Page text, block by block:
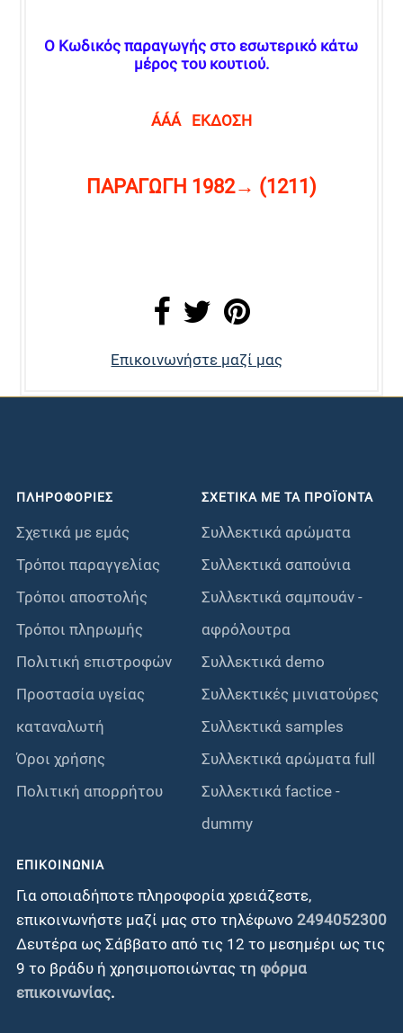
Ο Κωδικός παραγωγής στο εσωτερικό κάτω
μέρος του κουτιού.
ÁÁÁ ΕΚΔΟΣΗ
ΠΑΡΑΓΩΓΗ 1982→ (1211)
Επικοινωνήστε μαζί μας
ΠΛΗΡΟΦΟΡΊΕΣ
Σχετικά με εμάς
Τρόποι παραγγελίας
Τρόποι αποστολής
Τρόποι πληρωμής
Πολιτική επιστροφών
Προστασία υγείας
καταναλωτή
Όροι χρήσης
Πολιτική απορρήτου
ΣΧΕΤΙΚΑ ΜΕ ΤΑ ΠΡΟΪΟΝΤΑ
Συλλεκτικά αρώματα
Συλλεκτικά σαπούνια
Συλλεκτικά σαμπουάν -
αφρόλουτρα
Συλλεκτικά demo
Συλλεκτικές μινιατούρες
Συλλεκτικά samples
Συλλεκτικά αρώματα full
Συλλεκτικά factice -
dummy
ΕΠΙΚΟΙΝΩΝΊΑ
Για οποιαδήποτε πληροφορία χρειάζεστε,
επικοινωνήστε μαζί μας στο τηλέφωνο 2494052300
Δευτέρα ως Σάββατο από τις 12 το μεσημέρι ως τις
9 το βράδυ ή χρησιμοποιώντας τη φόρμα
επικοινωνίας.